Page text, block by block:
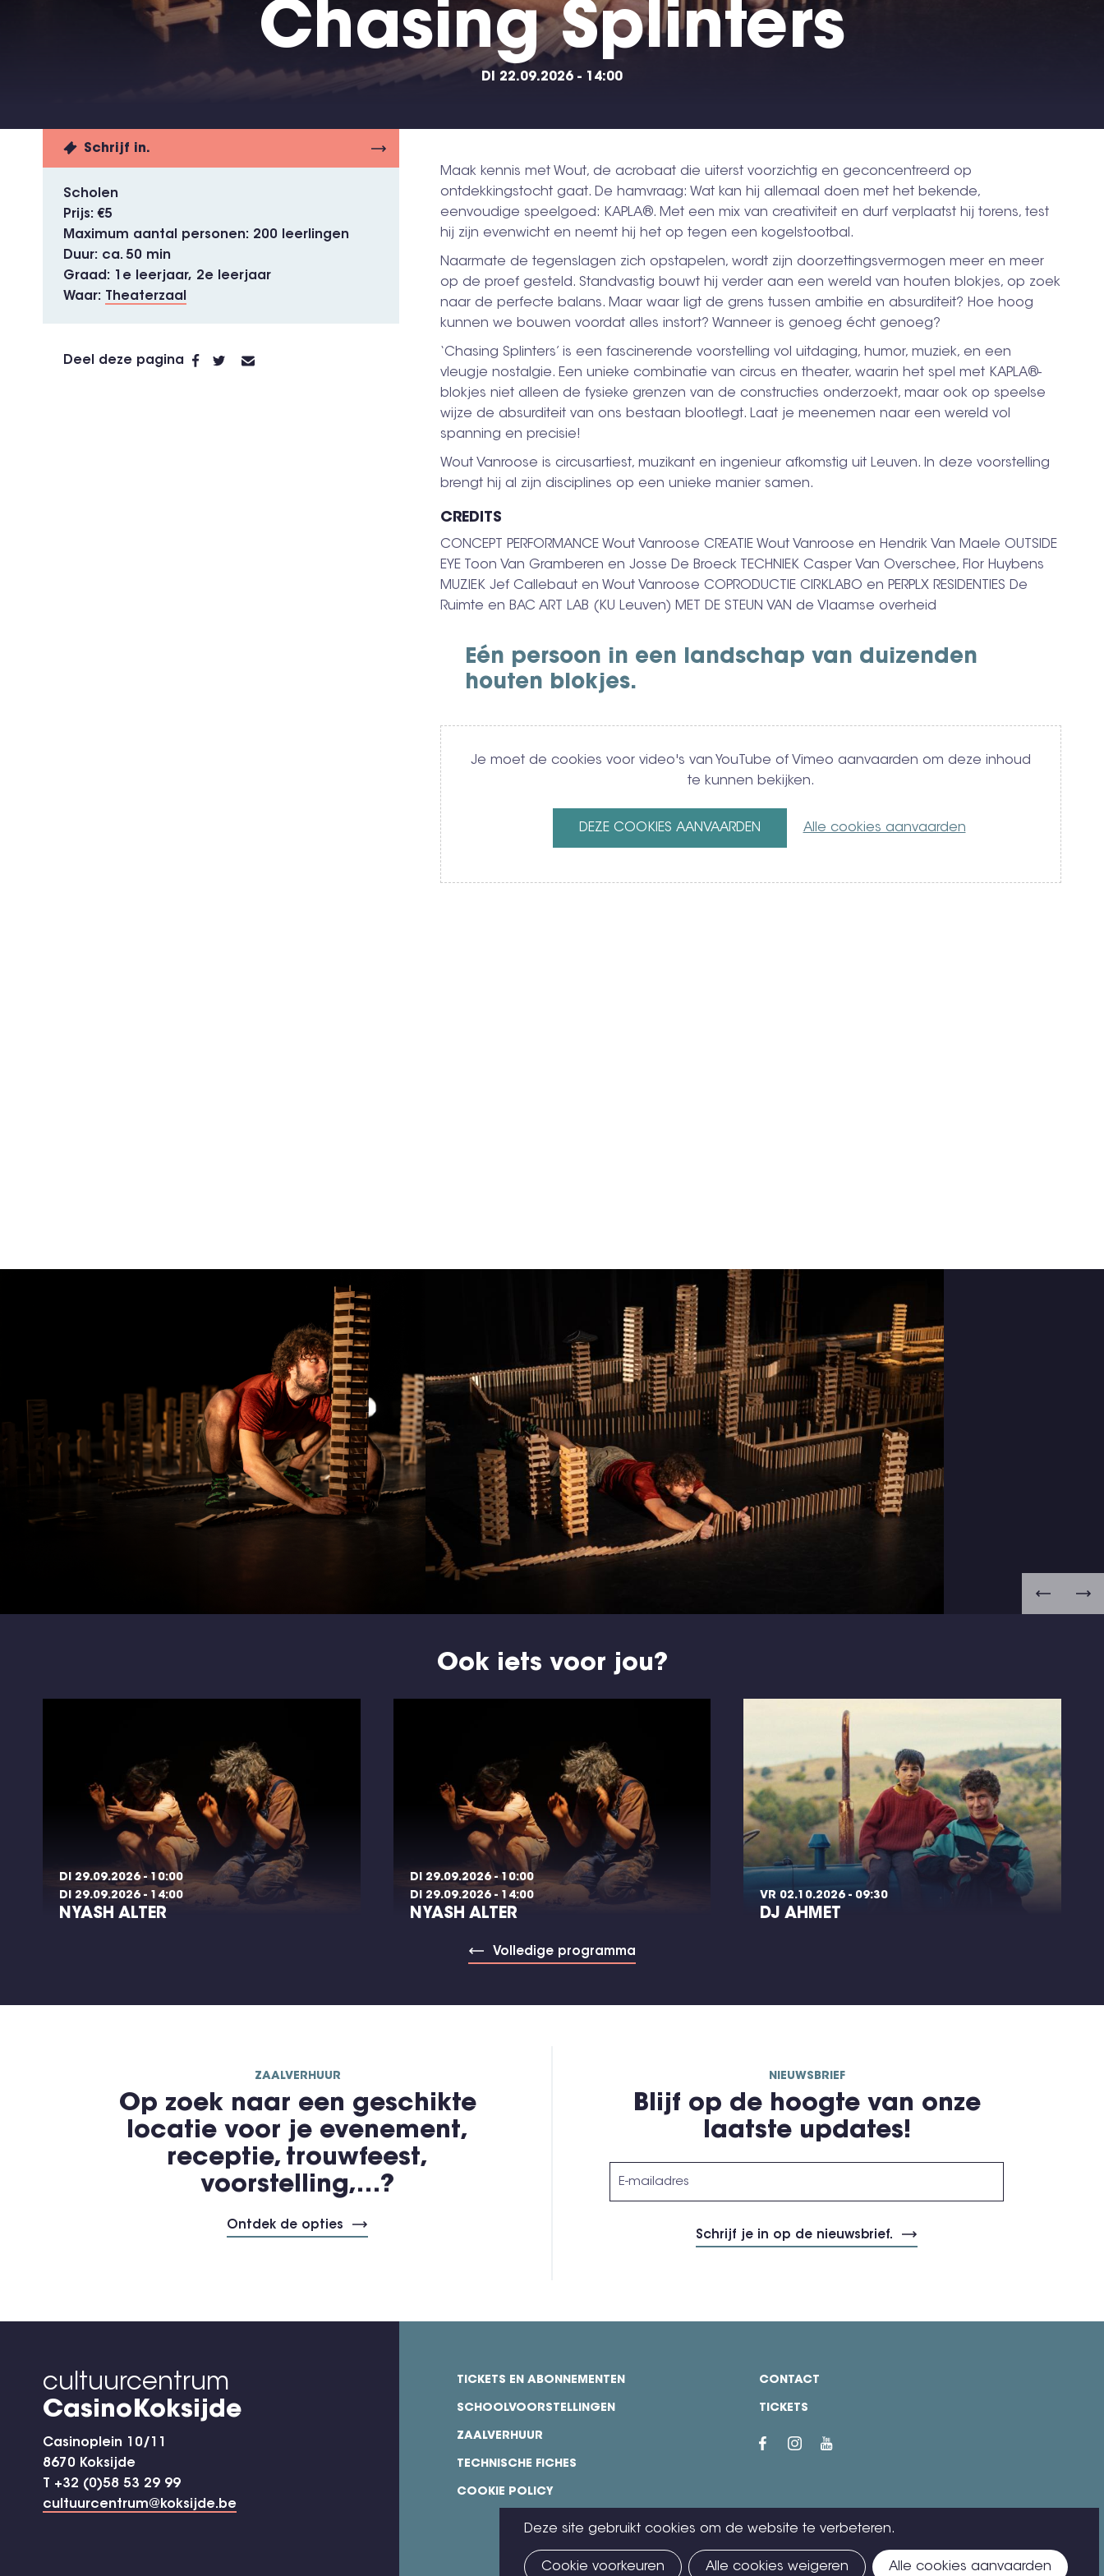
Chasing Splinters
DI 22.09.2026 - 14:00
Schrijf in.
Scholen
Prijs
€5
Maximum aantal personen
200 leerlingen
Duur
ca. 50 min
Graad
1e leerjaar, 2e leerjaar
Waar
Theaterzaal
Deel deze pagina
Maak kennis met Wout, de acrobaat die uiterst voorzichtig en geconcentreerd op
ontdekkingstocht gaat. De hamvraag: Wat kan hij allemaal doen met het bekende,
eenvoudige speelgoed: KAPLA®. Met een mix van creativiteit en durf verplaatst hij torens, test
hij zijn evenwicht en neemt hij het op tegen een kogelstootbal.
Naarmate de tegenslagen zich opstapelen, wordt zijn doorzettingsvermogen meer en meer
op de proef gesteld. Standvastig bouwt hij verder aan een wereld van houten blokjes, op zoek
naar de perfecte balans. Maar waar ligt de grens tussen ambitie en absurditeit? Hoe hoog
kunnen we bouwen voordat alles instort? Wanneer is genoeg écht genoeg?
‘Chasing Splinters’ is een fascinerende voorstelling vol uitdaging, humor, muziek, en een
vleugje nostalgie. Een unieke combinatie van circus en theater, waarin het spel met KAPLA®-
blokjes niet alleen de fysieke grenzen van de constructies onderzoekt, maar ook op speelse
wijze de absurditeit van ons bestaan blootlegt. Laat je meenemen naar een wereld vol
spanning en precisie!
Wout Vanroose is circusartiest, muzikant en ingenieur afkomstig uit Leuven. In deze voorstelling
brengt hij al zijn disciplines op een unieke manier samen.
CREDITS
CONCEPT PERFORMANCE Wout Vanroose CREATIE Wout Vanroose en Hendrik Van Maele OUTSIDE
EYE Toon Van Gramberen en Josse De Broeck TECHNIEK Casper Van Overschee, Flor Huybens
MUZIEK Jef Callebaut en Wout Vanroose COPRODUCTIE CIRKLABO en PERPLX RESIDENTIES De
Ruimte en BAC ART LAB (KU Leuven) MET DE STEUN VAN de Vlaamse overheid
Eén persoon in een landschap van duizenden
houten blokjes.
Video
Je moet de cookies voor video's van YouTube of Vimeo aanvaarden om deze inhoud
te kunnen bekijken.
DEZE COOKIES AANVAARDEN Alle cookies aanvaarden
Ook iets voor jou?
DI 29.09.2026 - 10:00
DI 29.09.2026 - 14:00
NYASH ALTER
DI 29.09.2026 - 10:00
DI 29.09.2026 - 14:00
NYASH ALTER
VR 02.10.2026 - 09:30
DJ AHMET
Volledige programma
ZAALVERHUUR
Op zoek naar een geschikte
locatie voor je evenement,
receptie, trouwfeest,
voorstelling,…?
Ontdek de opties
NIEUWSBRIEF
Blijf op de hoogte van onze
laatste updates!
cultuurcentrum
CasinoKoksijde
Casinoplein 10/11
8670 Koksijde
T +32 (0)58 53 29 99
cultuurcentrum@koksijde.be
Deze site gebruikt cookies om de website te verbeteren.
Cookie voorkeuren Alle cookies weigeren Alle cookies aanvaarden
footer
TICKETS EN ABONNEMENTEN
SCHOOLVOORSTELLINGEN
ZAALVERHUUR
TECHNISCHE FICHES
COOKIE POLICY
CONTACT
TICKETS